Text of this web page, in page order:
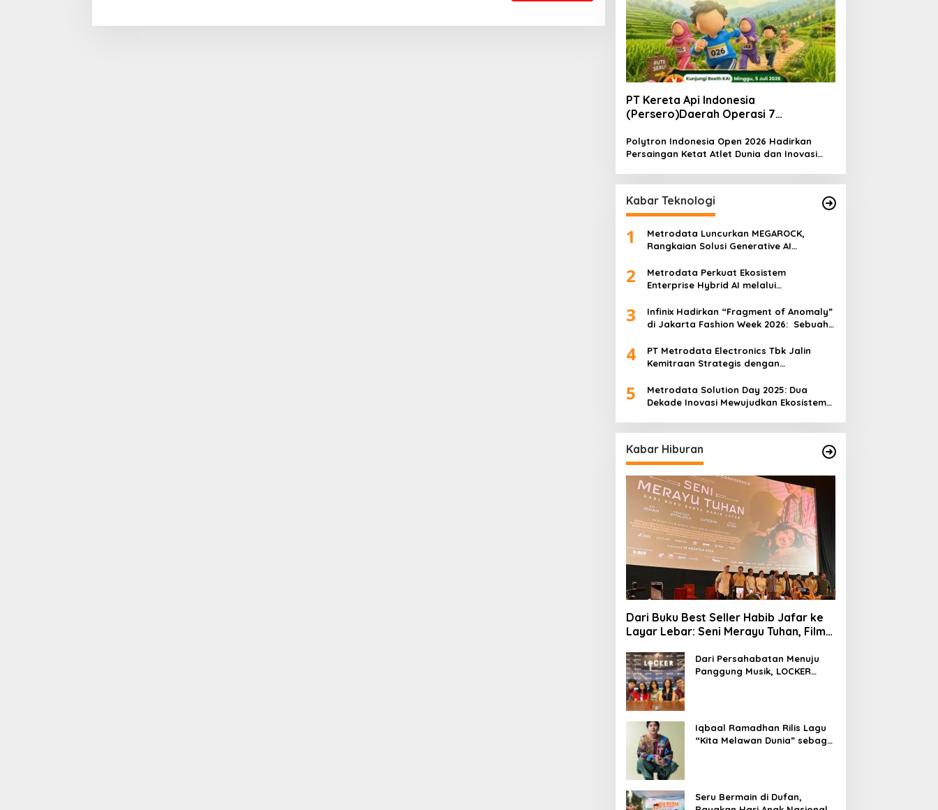
PT Kereta Api Indonesia
(Persero)Daerah Operasi 7
Pers/KAI/DO.7/VII/02/2026Kamis, 4
Juli 2026
Polytron Indonesia Open 2026 Hadirkan
Persaingan Ketat Atlet Dunia dan Inovasi
Kabar Teknologi
1
Metrodata Luncurkan MEGAROCK,
Rangkaian Solusi Generative AI
Nasional
2
Metrodata Perkuat Ekosistem
Enterprise Hybrid AI melalui
3
Infinix Hadirkan “Fragment of Anomaly”
di Jakarta Fashion Week 2026: Sebuah
Fashion Terkemuka dan Eksperimen
Robotik ‘R.AT.S’ Lab
4
PT Metrodata Electronics Tbk Jalin
Kemitraan Strategis dengan
Transformasi Digital
5
Metrodata Solution Day 2025: Dua
Dekade Inovasi Mewujudkan Ekosistem
Kabar Hiburan
Dari Buku Best Seller Habib Jafar ke
Layar Lebar: Seni Merayu Tuhan, Film
Makna Hidup dan Jati Diri
Dari Persahabatan Menuju
Panggung Musik, LOCKER
Iqbaal Ramadhan Rilis Lagu
“Kita Melawan Dunia” sebagai
Seru Bermain di Dufan,